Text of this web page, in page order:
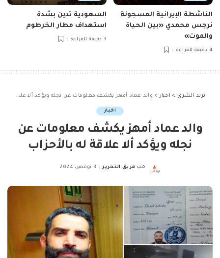
الناشطة الإيرانية المسجونة
نرجس محمدي «بين الحياة
والموت»
4 دقيقة للقراءة
السعودية تدين بشدة
استهداف مطار الخرطوم
3 دقيقة للقراءة
ترند الشرق > اخبار > والد عماد أمهز يكشف معلومات عن نجله ويؤكد ألا علاقة له بالأحزاب
اخبار
والد عماد أمهز يكشف معلومات عن
نجله ويؤكد ألا علاقة له بالأحزاب
Posted
كتب فريق التحرير 3 نوفمبر، 2024